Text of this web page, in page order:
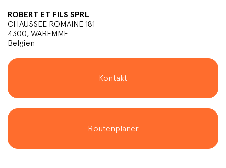
ROBERT ET FILS SPRL
CHAUSSEE ROMAINE 181
4300, WAREMME
Belgien
Kontakt
Routenplaner